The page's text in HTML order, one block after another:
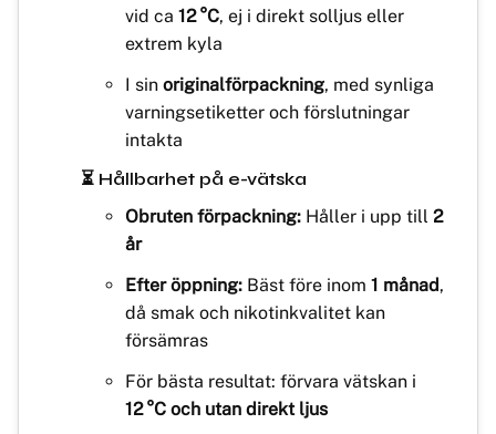
vid ca 12 °C, ej i direkt solljus eller
extrem kyla
I sin originalförpackning, med synliga
varningsetiketter och förslutningar
intakta
⏳ Hållbarhet på e-vätska
Obruten förpackning: Håller i upp till 2
år
Efter öppning: Bäst före inom 1 månad,
då smak och nikotinkvalitet kan
försämras
För bästa resultat: förvara vätskan i
12 °C och utan direkt ljus